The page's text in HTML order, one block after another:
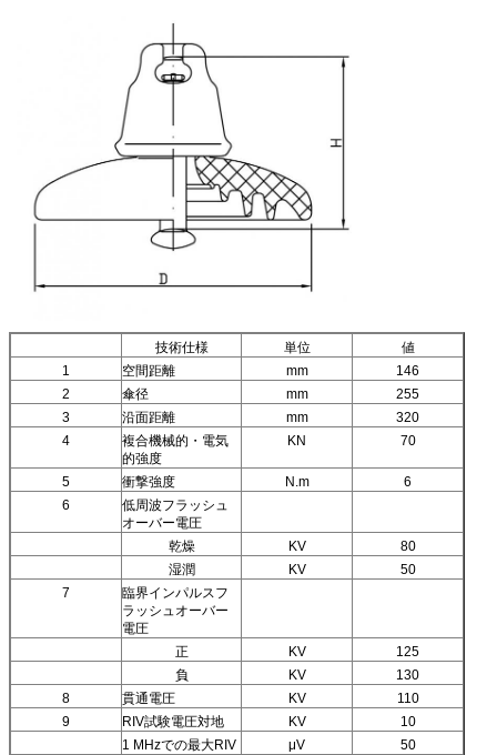
技術仕様 単位
値
1
空間距離 mm
146
2
傘径 mm
255
3
沿面距離 mm
320
4
複合機械的・電気
的強度
KN 70
5 衝撃強度 N.m
6
6
低周波フラッシュ
オーバー電圧
乾燥
KV
80
湿潤
KV
50
7
臨界インパルスフ
ラッシュオーバー
電圧
正
KV
125
負
KV
130
8
貫通電圧 KV
110
9
RIV試験電圧対地 KV
10
1 MHzでの最大RIV
μV 50